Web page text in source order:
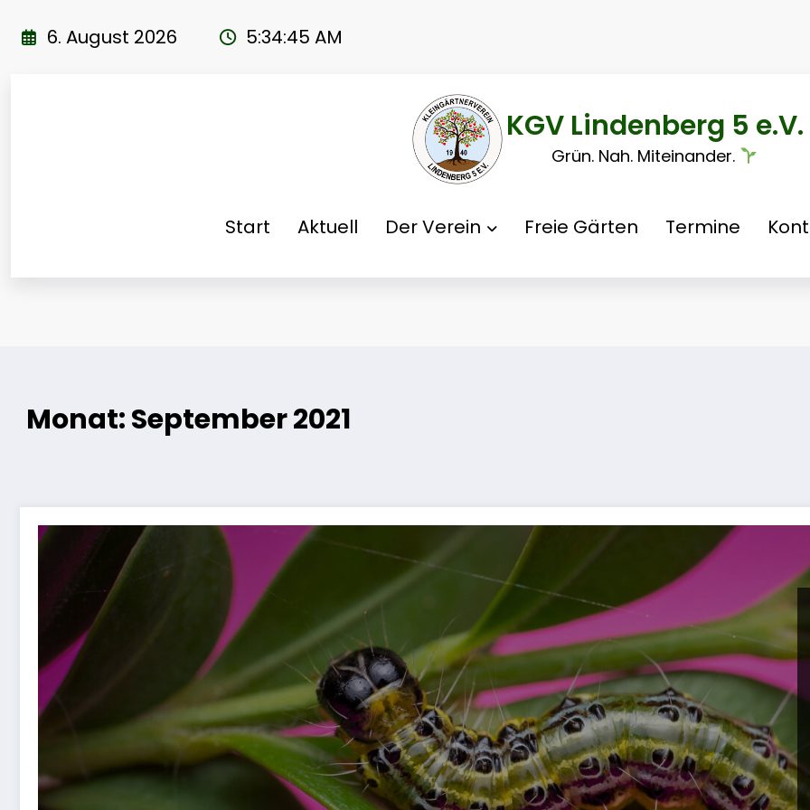
Inhalt 6. August 2026 5:34:46 AM
KGV Lindenberg 5 e.V.
Grün. Nah. Miteinander.
Start Aktuell Der Verein Freie Gärten Termine
Monat: September 2021